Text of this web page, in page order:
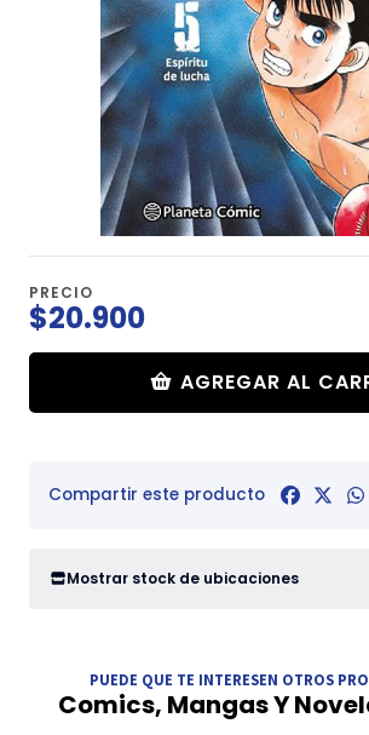
PRECIO
$20.900
AGREGAR AL
Compartir este producto
Mostrar stock de ubicaciones
PUEDE QUE TE INTERESEN OTROS
Comics, Mangas Y